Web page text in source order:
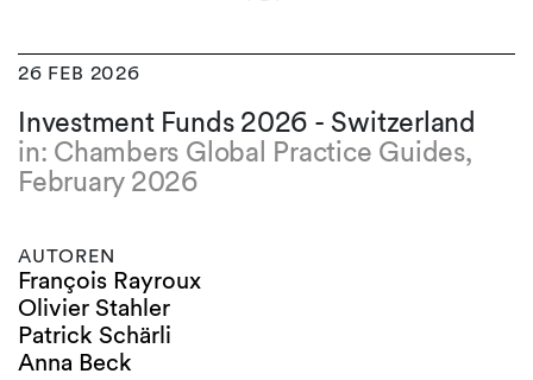
26 FEB 2026
Investment Funds 2026 - Switzerland
in: Chambers Global Practice Guides,
February 2026
AUTOREN
François Rayroux
Olivier Stahler
Patrick Schärli
Anna Beck